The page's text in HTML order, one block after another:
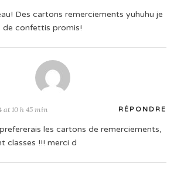
Des cartons remerciements yuhuhu je
de confettis promis!
at 10 h 45 min RÉPONDRE
les cartons de remerciements,
classes !!! merci d